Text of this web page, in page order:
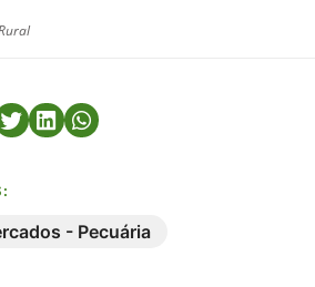
- Pecuária